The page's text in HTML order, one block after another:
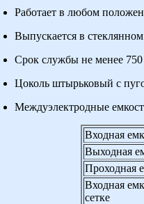
Работает в любом
Выпускается в
Срок службы не менее 750
Цоколь штырьковый с
Междуэлектродные
Входная
Выходная
Проходная
Входная
сетке